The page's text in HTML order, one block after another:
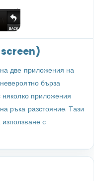
screen)
две приложения на
бърза
няколко приложения
ръка разстояние. Тази
с